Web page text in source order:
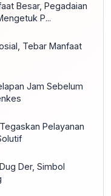
Besar, Pegadaian
P...
Tebar Manfaat
Jam Sebelum
Pelayanan
Der, Simbol